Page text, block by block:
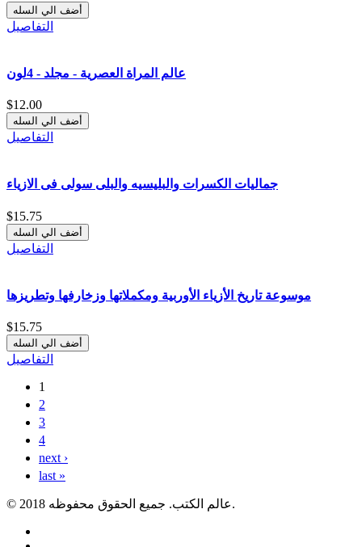
التفاصيل
عالم المراة العصرية - مجلد - 4لون
$12.00
التفاصيل
جماليات الكسرات والبليسيه والبلى سولى فى الازياء
$15.75
التفاصيل
موسوعة تاريخ الأزياء الأوربية ومكملاتها وزخارفها وتطريزها
$15.75
التفاصيل
الصفحات
1
2
3
4
next ›
last »
© 2018 عالم الكتب. جميع الحقوق محفوظه.